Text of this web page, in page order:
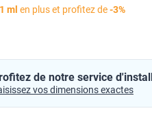
1 ml en plus et profitez de-3%
de notre service
vos dimensions exactes